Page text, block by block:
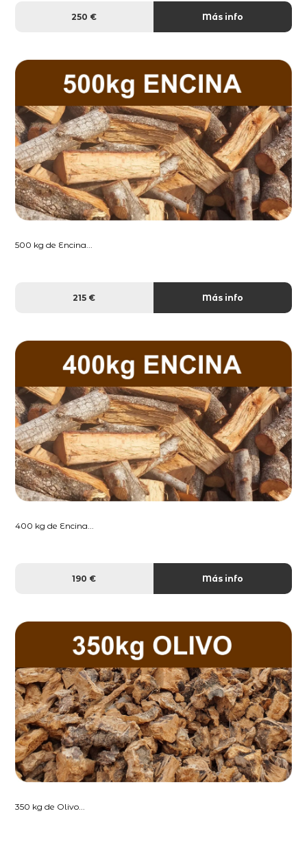
250 € Más info
500 kg de Encina...
215 € Más info
400 kg de Encina...
190 € Más info
350 kg de Olivo...